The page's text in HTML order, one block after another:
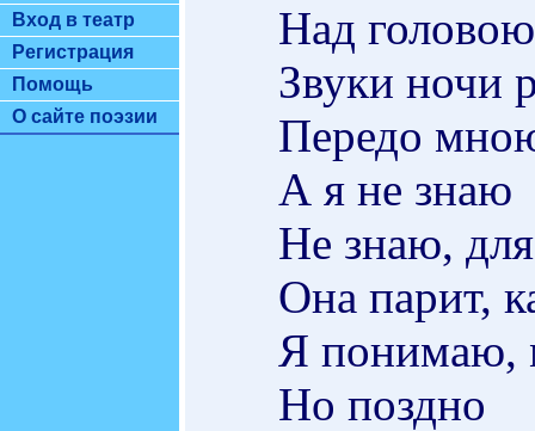
Вход в театр
Регистрация
Помощь
О сайте поэзии
Над
Звуки ночи
Передо
А я не знаю
Не знаю,
Она парит,
Я понимаю,
Но поздно